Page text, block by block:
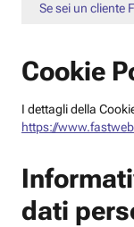
Se sei un cliente
Cookie
I dettagli della
https://
dati